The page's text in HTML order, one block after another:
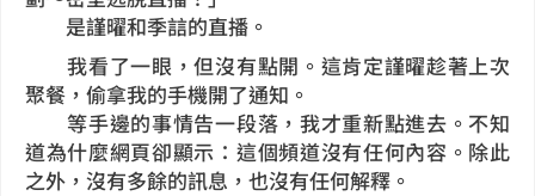
是謹曜和季誩的直播。
我看了一眼，但沒有點開。這肯定謹曜趁著上次
聚餐，偷拿我的手機開了通知。
等手邊的事情告一段落，我才重新點進去。不知
道為什麼網頁卻顯示：這個頻道沒有任何內容。除此
之外，沒有多餘的訊息，也沒有任何解釋。